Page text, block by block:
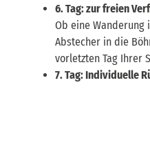
6. Tag: zur freien
Ob eine
Abstecher in die
vorletzten Tag Ihrer
7. Tag: Individuelle